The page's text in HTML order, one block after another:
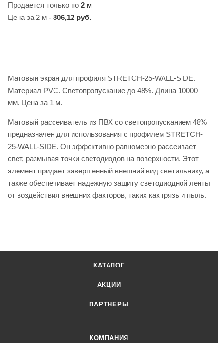
Продается только по 2 м
Цена за 2 м - 806,12 руб.
Матовый экран для профиля STRETCH-25-WALL-SIDE.
Материал PVC. Светопропускание до 48%. Длина 10000
мм. Цена за 1 м.
Матовый рассеиватель из ПВХ со светопропусканием 48%
предназначен для использования с профилем STRETCH-
25-WALL-SIDE. Он эффективно равномерно рассеивает
свет, размывая точки светодиодов на поверхности. Этот
элемент придает завершенный внешний вид светильнику, а
также обеспечивает надежную защиту светодиодной ленты
от воздействия внешних факторов, таких как грязь и пыль.
КАТАЛОГ
АКЦИИ
ПАРТНЕРЫ
КОМПАНИЯ